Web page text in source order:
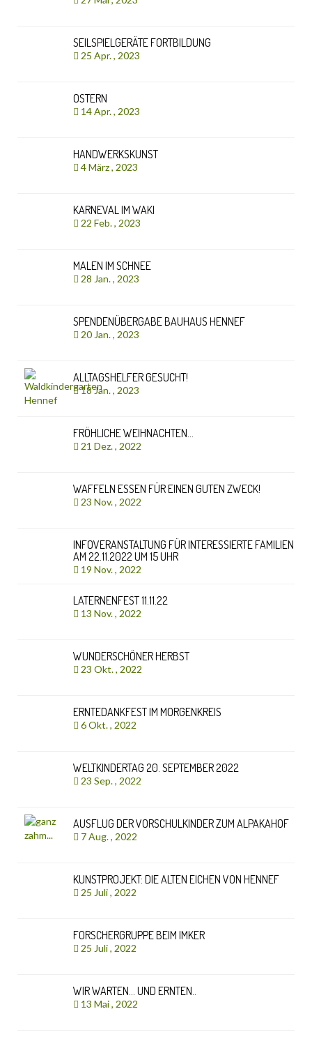
SEILSPIELGERÄTE FORTBILDUNG
25 Apr. , 2023
OSTERN
14 Apr. , 2023
HANDWERKSKUNST
4 März , 2023
KARNEVAL IM WAKI
22 Feb. , 2023
MALEN IM SCHNEE
28 Jan. , 2023
SPENDENÜBERGABE BAUHAUS HENNEF
20 Jan. , 2023
ALLTAGSHELFER GESUCHT!
18 Jan. , 2023
FRÖHLICHE WEIHNACHTEN…
21 Dez. , 2022
WAFFELN ESSEN FÜR EINEN GUTEN ZWECK!
23 Nov. , 2022
INFOVERANSTALTUNG FÜR INTERESSIERTE FAMILIEN
AM 22.11.2022 UM 15 UHR
19 Nov. , 2022
LATERNENFEST 11.11.22
13 Nov. , 2022
WUNDERSCHÖNER HERBST
23 Okt. , 2022
ERNTEDANKFEST IM MORGENKREIS
6 Okt. , 2022
WELTKINDERTAG 20. SEPTEMBER 2022
23 Sep. , 2022
AUSFLUG DER VORSCHULKINDER ZUM ALPAKAHOF
7 Aug. , 2022
KUNSTPROJEKT: DIE ALTEN EICHEN VON HENNEF
25 Juli , 2022
FORSCHERGRUPPE BEIM IMKER
25 Juli , 2022
WIR WARTEN… UND ERNTEN..
13 Mai , 2022